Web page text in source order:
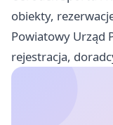
obiekty,
Powiatowy Urząd
rejestracja,